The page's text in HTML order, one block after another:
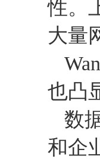
性。
大量
也凸
数
和企